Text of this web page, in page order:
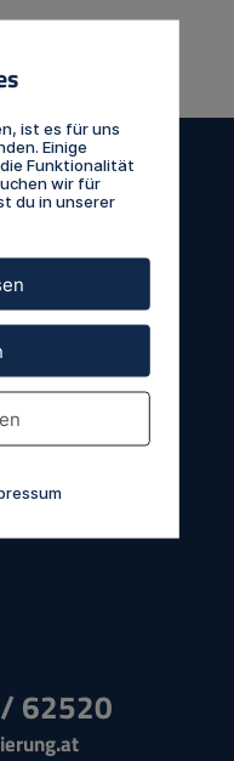
GmbH
14
62520
ist es für uns
Einige
Funktionalität
wir für
du in unserer